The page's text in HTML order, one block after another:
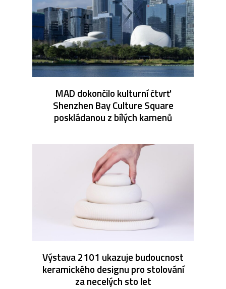
MAD dokončilo kulturní čtvrť
Shenzhen Bay Culture Square
poskládanou z bílých kamenů
Výstava 2101 ukazuje budoucnost
keramického designu pro stolování
za necelých sto let